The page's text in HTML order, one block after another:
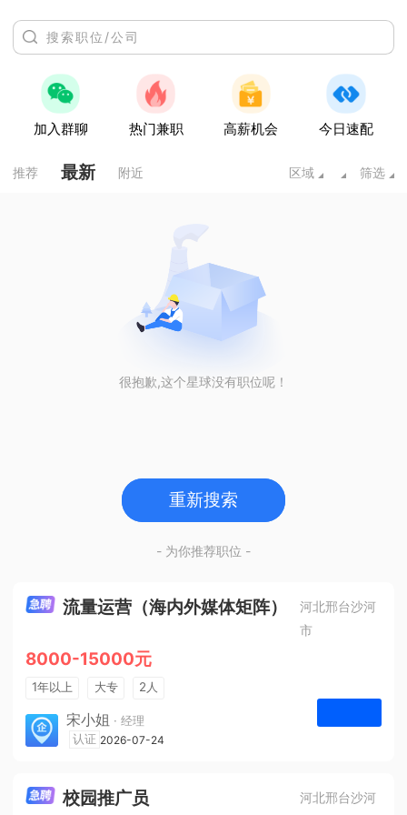
加入群聊 热门兼职 高薪机会 今日速配
推荐 最新 附近 区域 筛选
很抱歉,这个星球没有职位呢！
重新搜索
- 为你推荐职位 -
流量运营（海内外媒体矩阵）
河北邢台沙河
市
8000-15000元
1年以上 大专
2人
法定节假日
宋小姐 · 经理
河北众杰网络科技有限公司
认证 2026-07-24
校园推广员
河北邢台沙河